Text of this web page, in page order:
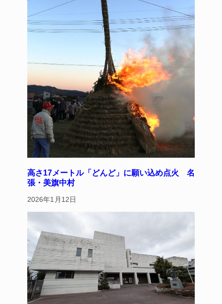
高さ17メートル「どんど」に願い込め点火 名
張・美旗中村
2026年1月12日